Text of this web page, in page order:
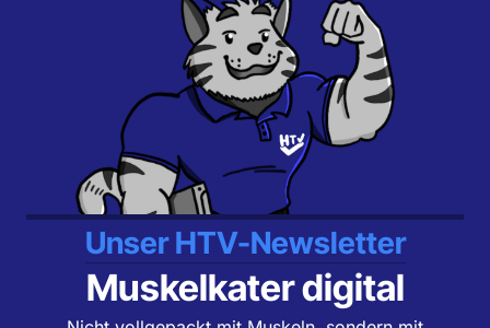
Unser HTV-Newsletter
Muskelkater digital